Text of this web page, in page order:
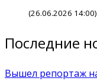
(26.06.2026 14:00)
Последние
Вышел репортаж